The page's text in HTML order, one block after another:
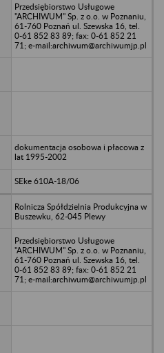
Przedsiębiorstwo Usługowe
"ARCHIWUM" Sp. z o.o. w Poznaniu,
61-760 Poznań ul. Szewska 16, tel.
0-61 852 83 89; fax: 0-61 852 21
71; e-mail:archiwum@archiwumjp.pl
dokumentacja osobowa i płacowa z
lat 1995-2002
SEke 610A-18/06
Rolnicza Spółdzielnia Produkcyjna w
Buszewku, 62-045 Plewy
Przedsiębiorstwo Usługowe
"ARCHIWUM" Sp. z o.o. w Poznaniu,
61-760 Poznań ul. Szewska 16, tel.
0-61 852 83 89; fax: 0-61 852 21
71; e-mail:archiwum@archiwumjp.pl